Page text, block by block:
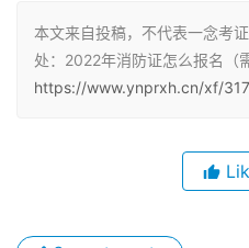
业技术人员资格考试名称
（市）后，提示栏中将显示
报考地区、缴费方式和咨询。
3、阅读《告知书》和《报
技术人员资格考试报名证明
本文来自投稿，不代表一念考
处：2022年消防证怎么报名（
https://www.ynprxh.cn/xf/